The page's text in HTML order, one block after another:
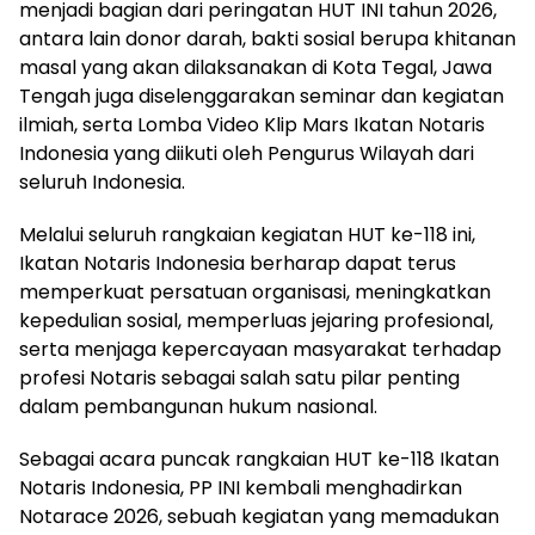
menjadi bagian dari peringatan HUT INI tahun 2026,
antara lain donor darah, bakti sosial berupa khitanan
masal yang akan dilaksanakan di Kota Tegal, Jawa
Tengah juga diselenggarakan seminar dan kegiatan
ilmiah, serta Lomba Video Klip Mars Ikatan Notaris
Indonesia yang diikuti oleh Pengurus Wilayah dari
seluruh Indonesia.
Melalui seluruh rangkaian kegiatan HUT ke-118 ini,
Ikatan Notaris Indonesia berharap dapat terus
memperkuat persatuan organisasi, meningkatkan
kepedulian sosial, memperluas jejaring profesional,
serta menjaga kepercayaan masyarakat terhadap
profesi Notaris sebagai salah satu pilar penting
dalam pembangunan hukum nasional.
Sebagai acara puncak rangkaian HUT ke-118 Ikatan
Notaris Indonesia, PP INI kembali menghadirkan
Notarace 2026, sebuah kegiatan yang memadukan